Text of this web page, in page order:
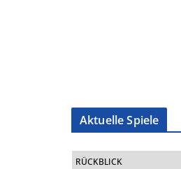
Aktuelle Spiele
RÜCKBLICK